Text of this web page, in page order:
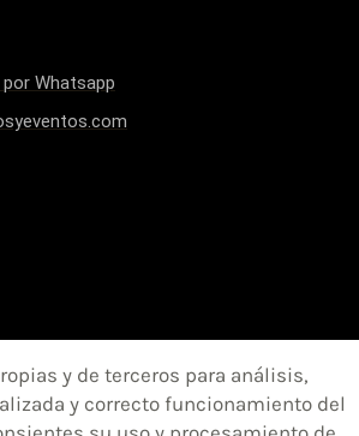
Whatsapp
y de terceros para análisis,
y correcto funcionamiento del